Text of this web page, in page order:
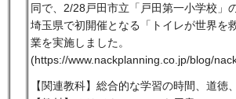
同で、2/28戸田市立「戸田第一小学校」
埼玉県で初開催となる「トイレが世界を
業を実施しました。
(https://www.nackplanning.co.jp/blog/
【関連教科】総合的な学習の時間、道徳